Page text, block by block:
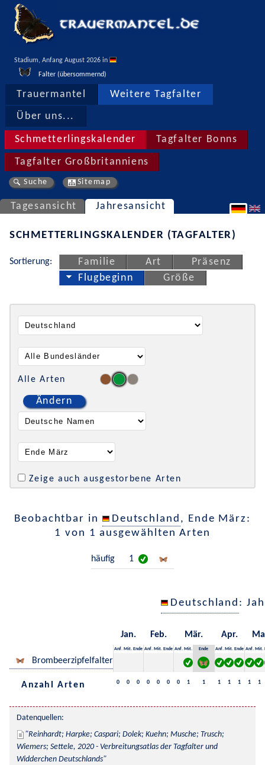
Stadium, Anfang August 2026 in
Falter (übersommernd)
Trauermantel Weitere Tagfalter
Über uns...
Schmetterlingskalender Tagfalter Bonns
Tagfalter Großbritanniens
Suche Sitemap
Tagesansicht Jahresansicht
SCHMETTERLINGSKALENDER (TAGFALTER)
Sortierung: Familie Art
Präsenz
Flugbeginn
Größe
Alle Arten
Ändern
Zeige auch ausgestorbene Arten
Beobachtbar in Deutschland , Ende März:
1 von 1 ausgewählten Arten
häufig 1
Deutschland :
Jan. Feb. Mär. Apr.
Anf. Mit. Ende Anf. Mit. Ende Anf. Mit. Ende Anf. Mit. Ende Anf. Mit.
Brombeerzipfelfalter
Anzahl Arten 0 0 0 0 0 0 0 1 1 1 1 1 1 1
Datenquellen:
Reinhardt; Harpke; Caspari; Dolek; Kuehn; Musche; Trusch;
Wiemers; Settele, 2020 - Verbreitungsatlas der Tagfalter und
Widderchen Deutschlands